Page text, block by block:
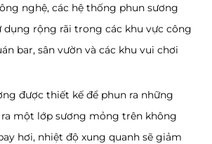
nghệ, các hệ thống phun sương
dụng rộng rãi trong các khu vực công
bar, sân vườn và các khu vui chơi
được thiết kế để phun ra những
một lớp sương mỏng trên không
hơi, nhiệt độ xung quanh sẽ giảm